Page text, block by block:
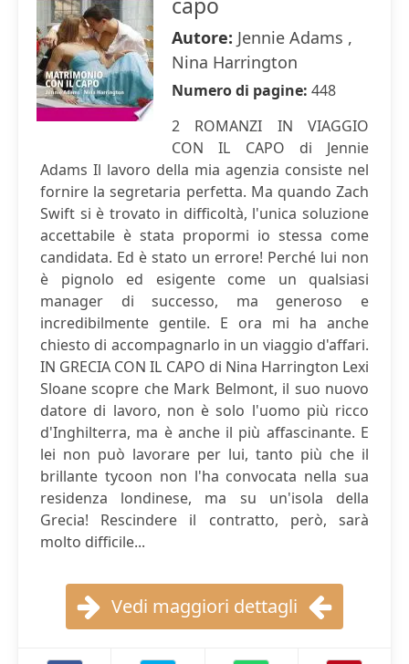
Autore: Jennie Adams ,
Nina Harrington
Numero di pagine: 448
2 ROMANZI IN VIAGGIO
CON IL CAPO di Jennie
Adams Il lavoro della mia agenzia consiste nel
fornire la segretaria perfetta. Ma quando Zach
Swift si è trovato in difficoltà, l'unica soluzione
accettabile è stata propormi io stessa come
candidata. Ed è stato un errore! Perché lui non
è pignolo ed esigente come un qualsiasi
manager di successo, ma generoso e
incredibilmente gentile. E ora mi ha anche
chiesto di accompagnarlo in un viaggio d'affari.
IN GRECIA CON IL CAPO di Nina Harrington Lexi
Sloane scopre che Mark Belmont, il suo nuovo
datore di lavoro, non è solo l'uomo più ricco
d'Inghilterra, ma è anche il più affascinante. E
lei non può lavorare per lui, tanto più che il
brillante tycoon non l'ha convocata nella sua
residenza londinese, ma su un'isola della
Grecia! Rescindere il contratto, però, sarà
molto difficile...
Vedi maggiori dettagli